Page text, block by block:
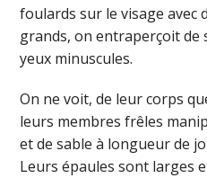
foulards sur le visage avec
grands, on entraperçoit de
yeux minuscules.
On ne voit, de leur corps
leurs membres frêles
et de sable à longueur de
Leurs épaules sont larges